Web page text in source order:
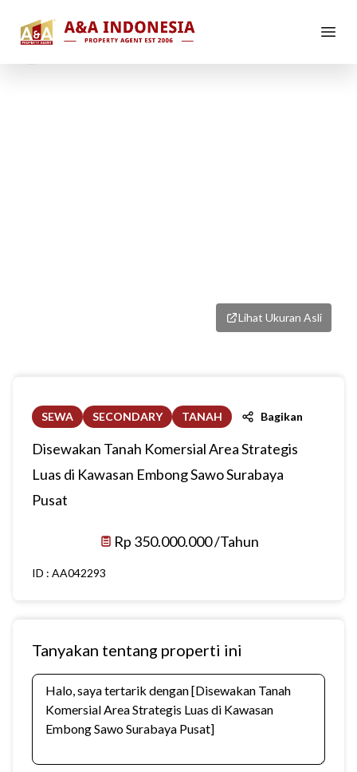
Lihat Ukuran Asli
SEWA SECONDARY TANAH Bagikan
Disewakan Tanah Komersial Area Strategis
Luas di Kawasan Embong Sawo Surabaya
Pusat
Rp 350.000.000 /Tahun
ID : AA042293
Tanyakan tentang properti ini